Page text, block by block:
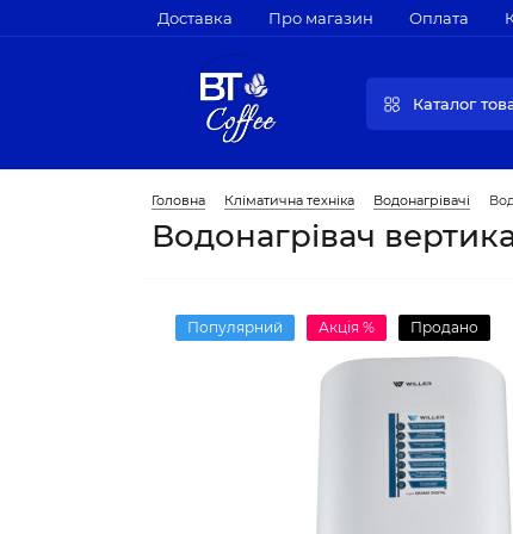
Доставка Про магазин Оплата
Каталог
Головна Кліматична техніка Водонагрівачі
Водонагрівач
Популярний Акція % Продано